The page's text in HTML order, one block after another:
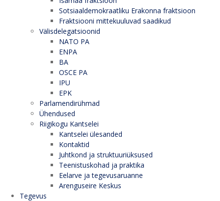
Sotsiaaldemokraatliku Erakonna fraktsioon
Fraktsiooni mittekuuluvad saadikud
Välisdelegatsioonid
NATO PA
ENPA
BA
OSCE PA
IPU
EPK
Parlamendirühmad
Ühendused
Riigikogu Kantselei
Kantselei ülesanded
Kontaktid
Juhtkond ja struktuuriüksused
Teenistuskohad ja praktika
Eelarve ja tegevusaruanne
Arenguseire Keskus
Tegevus